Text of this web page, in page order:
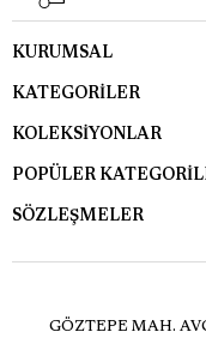
KURUMSAL
KATEGORİLER
KOLEKSİYONLAR
POPÜLER
SÖZLEŞMELER
GÖZTEPE MAH.